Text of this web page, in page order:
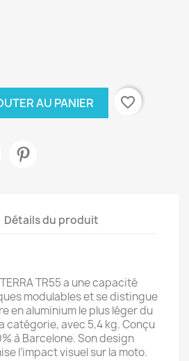
AU PANIER favorite_border
Détails du produit
TR55 a une capacité
modulables et se distingue
en aluminium le plus léger du
catégorie, avec 5,4 kg. Conçu
à Barcelone. Son design
l’impact visuel sur la moto.